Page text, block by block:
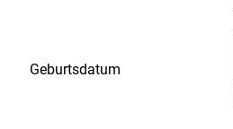
Geburtsdatum